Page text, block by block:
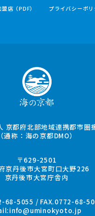
店（PDF）
プライバシーポリ
京都府北部地域連携都市圏
（通称：海の京都DMO）
〒629-2501
京丹後市大宮町口大野226
京丹後市大宮庁舎内
68-5055 / FAX.0772-68-
info@uminokyoto.jp